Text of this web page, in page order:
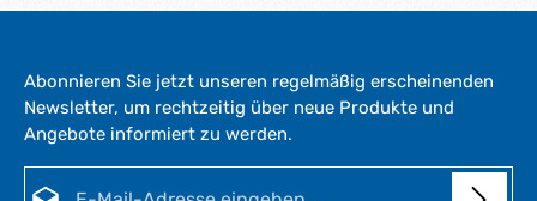
f
z
e
i
t
:
f
Abonnieren Sie jetzt unseren regelmäßig erscheinenden
Newsletter, um rechtzeitig über neue Produkte und
Angebote informiert zu werden.